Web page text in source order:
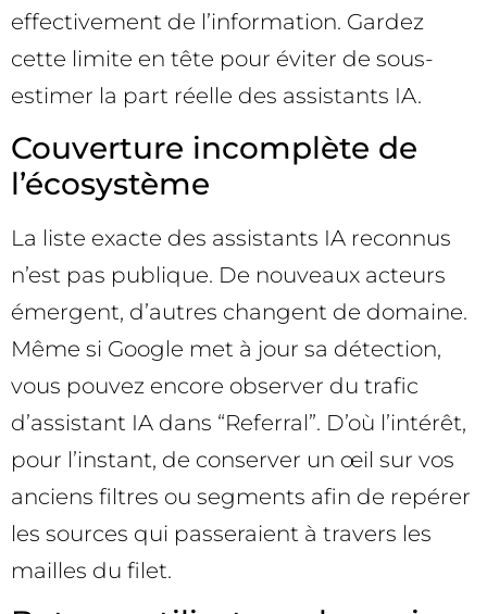
effectivement de l’information. Gardez
cette limite en tête pour éviter de sous-
estimer la part réelle des assistants IA.
Couverture incomplète de
l’écosystème
La liste exacte des assistants IA reconnus
n’est pas publique. De nouveaux acteurs
émergent, d’autres changent de domaine.
Même si Google met à jour sa détection,
vous pouvez encore observer du trafic
d’assistant IA dans “Referral”. D’où l’intérêt,
pour l’instant, de conserver un œil sur vos
anciens filtres ou segments afin de repérer
les sources qui passeraient à travers les
mailles du filet.